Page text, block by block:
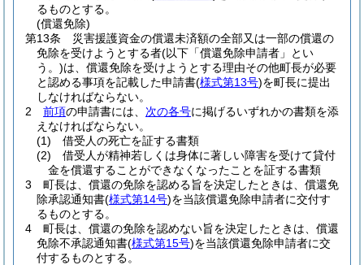
るものとする。
(償還免除)
第13条
災害援護資金の償還未済額の全部又は一部の償還の
免除を受けようとする者(以下「償還免除申請者」とい
う。)は、償還免除を受けようとする理由その他町長が必要
と認める事項を記載した申請書(様式第13号)を町長に提出
しなければならない。
2
前項の申請書には、 次の各号に掲げるいずれかの書類を添
えなければならない。
(1)
借受人の死亡を証する書類
(2)
借受人が精神若しくは身体に著しい障害を受けて貸付
金を償還することができなくなったことを証する書類
3
町長は、償還の免除を認める旨を決定したときは、償還免
除承認通知書(様式第14号)を当該償還免除申請者に交付す
るものとする。
4
町長は、償還の免除を認めない旨を決定したときは、償還
免除不承認通知書(様式第15号)を当該償還免除申請者に交
付するものとする。